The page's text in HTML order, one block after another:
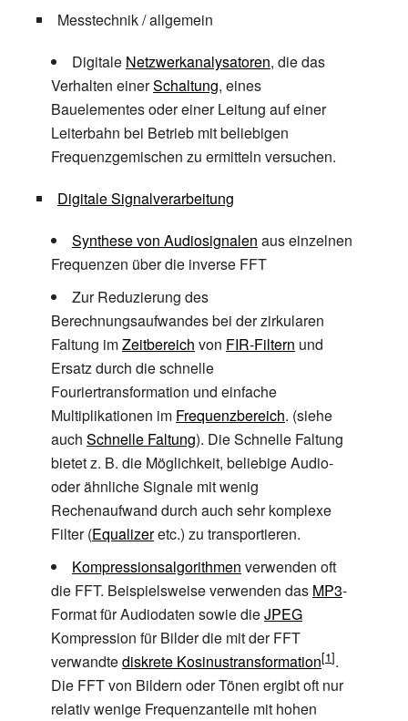
Messtechnik / allgemein
Digitale Netzwerkanalysatoren, die das
Verhalten einerSchaltung, eines
Bauelementes oder einer Leitung auf einer
Leiterbahn bei Betrieb mit beliebigen
Frequenzgemischen zu ermitteln versuchen.
Digitale Signalverarbeitung
Synthese von Audiosignalen aus einzelnen
Frequenzen über die inverse FFT
Zur Reduzierung des
Berechnungsaufwandes bei der zirkularen
Faltung imZeitbereich von FIR-Filtern und
Ersatz durch die schnelle
Fouriertransformation und einfache
Multiplikationen im Frequenzbereich. (siehe
auch Schnelle Faltung). Die Schnelle Faltung
bietet z. B. die Möglichkeit, beliebige Audio-
oder ähnliche Signale mit wenig
Rechenaufwand durch auch sehr komplexe
Filter (Equalizeretc.) zu transportieren.
Kompressionsalgorithmen verwenden oft
die FFT. Beispielsweise verwenden das MP3-
Format für Audiodaten sowie dieJPEG
Kompression für Bilder die mit der FFT
verwandtediskrete Kosinustransformation
.
Die FFT von Bildern oder Tönen ergibt oft nur
relativ wenige Frequenzanteile mit hohen